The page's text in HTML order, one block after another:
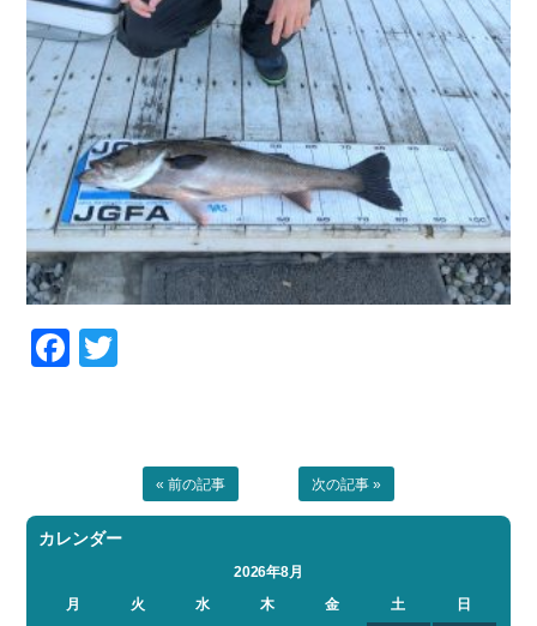
Facebook
« 前の記事 次の記事 »
カレンダー
2026年8月
月
火 水 木 金 土
日